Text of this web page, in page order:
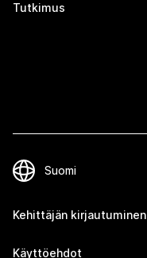
Tutkimus
Kehittäjän kirjautuminen
Käyttöehdot